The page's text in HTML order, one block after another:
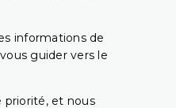
informations de
guider vers le
priorité, et nous